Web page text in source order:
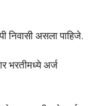
निवासी असला पाहिजे.
भरतीमध्ये अर्ज